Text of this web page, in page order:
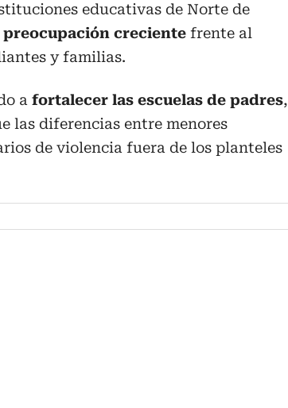
educativas de Norte de
preocupación creciente frente al
y familias.
a fortalecer las escuelas de padres,
las diferencias entre menores
de violencia fuera de los planteles